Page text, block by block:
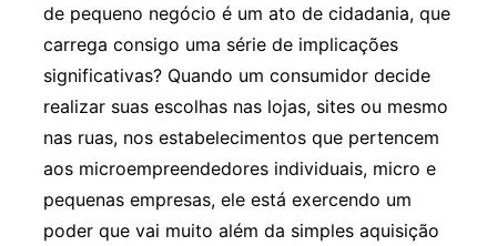
de pequeno negócio é um ato de cidadania, que
carrega consigo uma série de implicações
significativas? Quando um consumidor decide
realizar suas escolhas nas lojas, sites ou mesmo
nas ruas, nos estabelecimentos que pertencem
aos microempreendedores individuais, micro e
pequenas empresas, ele está exercendo um
poder que vai muito além da simples aquisição